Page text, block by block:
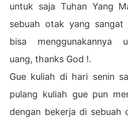
untuk saja Tuhan Yang
sebuah otak yang sangat
bisa menggunakannya
uang, thanks God !.
Gue kuliah di hari senin
pulang kuliah gue pun
dengan bekerja di sebuah